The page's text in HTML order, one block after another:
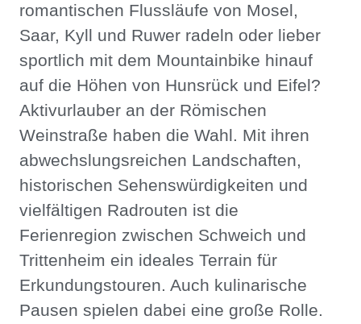
romantischen Flussläufe von Mosel,
Saar, Kyll und Ruwer radeln oder lieber
sportlich mit dem Mountainbike hinauf
auf die Höhen von Hunsrück und Eifel?
Aktivurlauber an der Römischen
Weinstraße haben die Wahl. Mit ihren
abwechslungsreichen Landschaften,
historischen Sehenswürdigkeiten und
vielfältigen Radrouten ist die
Ferienregion zwischen Schweich und
Trittenheim ein ideales Terrain für
Erkundungstouren. Auch kulinarische
Pausen spielen dabei eine große Rolle.